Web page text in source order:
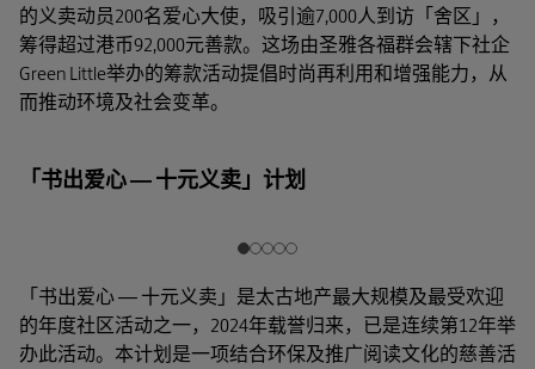
的义卖动员200名爱心大使，吸引逾7,000人到访「舍区」，
筹得超过港币92,000元善款。这场由圣雅各福群会辖下社企
Green Little举办的筹款活动提倡时尚再利用和增强能力，从
而推动环境及社会变革。
「书出爱心 — 十元义卖」计划
「书出爱心 — 十元义卖」是太古地产最大规模及最受欢迎
的年度社区活动之一，2024年载誉归来，已是连续第12年举
办此活动。本计划是一项结合环保及推广阅读文化的慈善活